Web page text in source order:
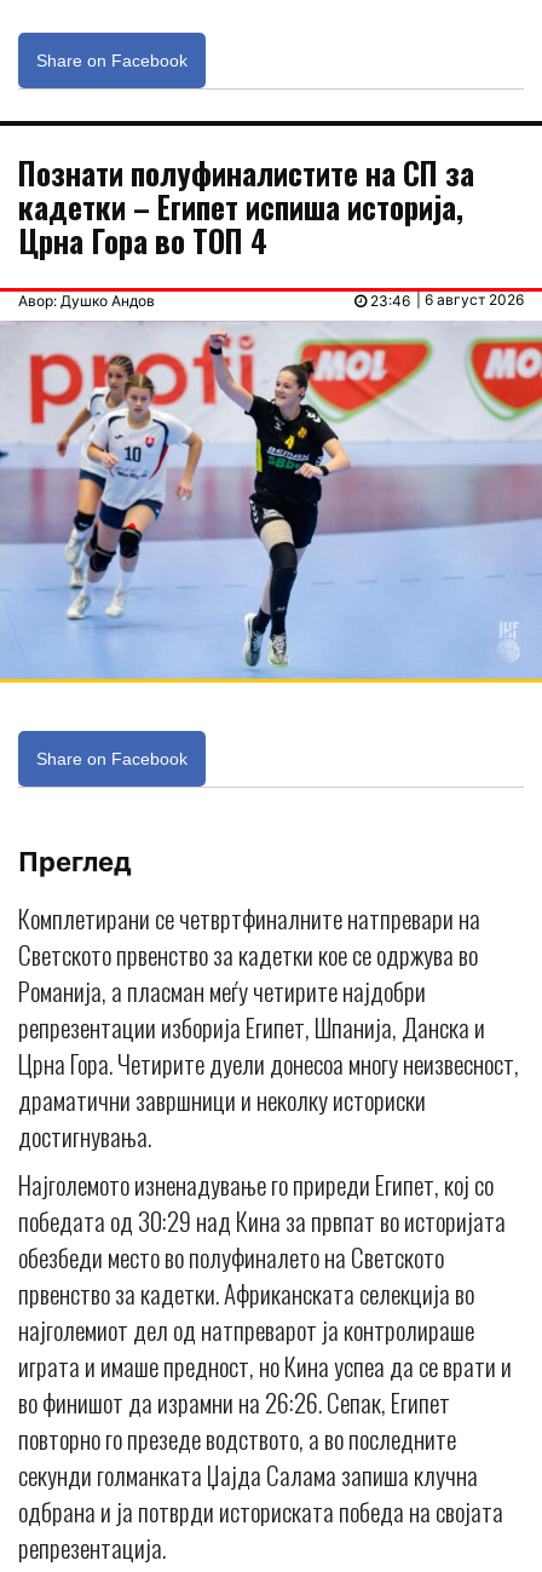
Share on Facebook
Познати полуфиналистите на СП за
кадетки – Египет испиша историја,
Црна Гора во ТОП 4
Авор: Душко Андов | 6 август 2026
23:46
Share on Facebook
Преглед
Комплетирани се четвртфиналните натпревари на
Светското првенство за кадетки кое се одржува во
Романија, а пласман меѓу четирите најдобри
репрезентации изборија Египет, Шпанија, Данска и
Црна Гора. Четирите дуели донесоа многу неизвесност,
драматични завршници и неколку историски
достигнувања.
Најголемото изненадување го приреди Египет, кој со
победата од 30:29 над Кина за првпат во историјата
обезбеди место во полуфиналето на Светското
првенство за кадетки. Африканската селекција во
најголемиот дел од натпреварот ја контролираше
играта и имаше предност, но Кина успеа да се врати и
во финишот да израмни на 26:26. Сепак, Египет
повторно го презеде водството, а во последните
секунди голманката Џајда Салама запиша клучна
одбрана и ја потврди историската победа на својата
репрезентација.